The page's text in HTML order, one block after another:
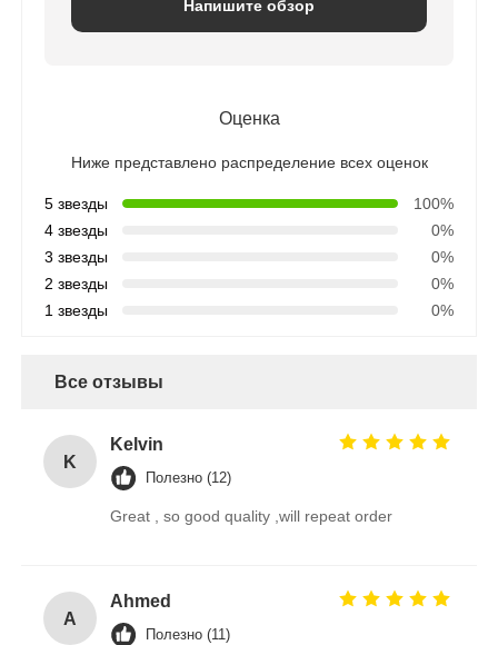
Напишите обзор
Оценка
Ниже представлено распределение всех оценок
5 звезды
100%
4 звезды
0%
3 звезды
0%
2 звезды
0%
1 звезды
0%
Все отзывы
K
Kelvin
Полезно (12)
Great , so good quality ,will repeat order
A
Ahmed
Полезно (11)